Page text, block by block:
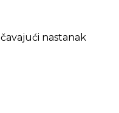
nastanak